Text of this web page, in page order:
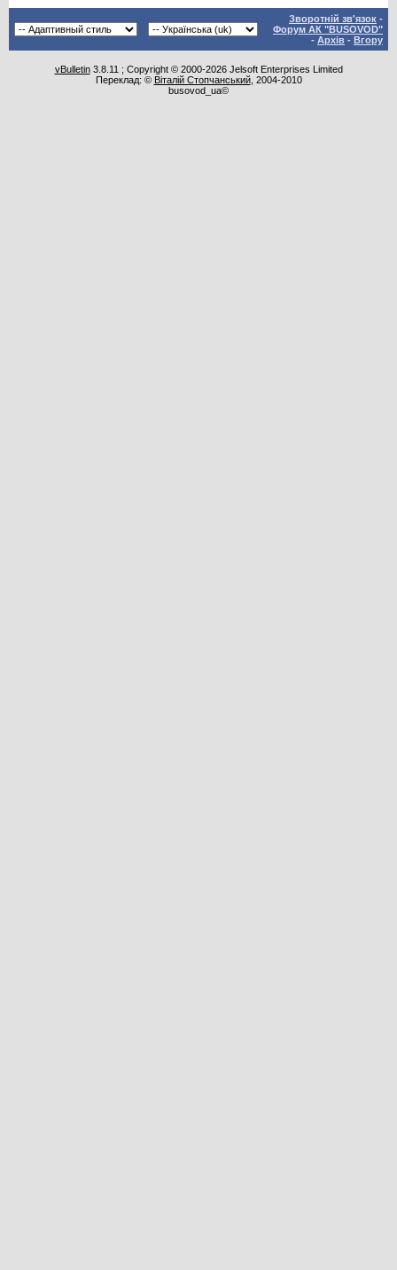
Зворотній зв'язок -
Форум АК "BUSOVOD"
- Архів - Вгору
vBulletin3.8.11 ; Copyright © 2000-2026 Jelsoft Enterprises Limited
Переклад: © Віталій Стопчанський, 2004-2010
busovod_ua©